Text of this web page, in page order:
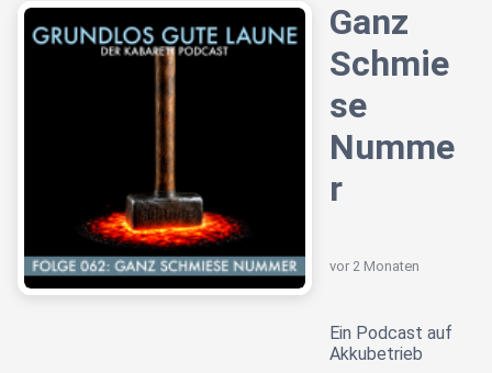
Ganz
Schmie
se
Numme
r
vor 2 Monaten
Ein Podcast auf
Akkubetrieb